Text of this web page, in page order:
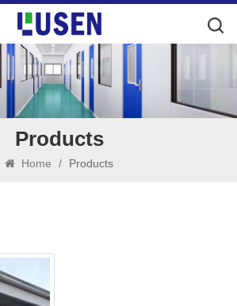
Products
Home / Products